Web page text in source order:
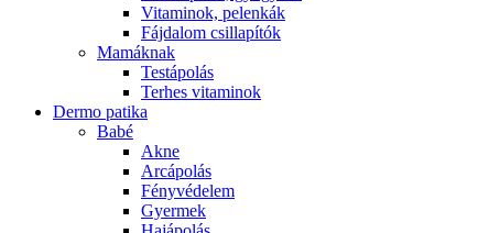
Vitaminok, pelenkák
Fájdalom csillapítók
Mamáknak
Testápolás
Terhes vitaminok
Dermo patika
Babé
Akne
Arcápolás
Fényvédelem
Gyermek